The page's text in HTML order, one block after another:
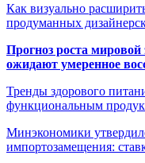
Как визуально
продуманных
Прогноз роста
ожидают умеренное
Тренды здорового
функциональным
Минэкономики
импортозамещения: